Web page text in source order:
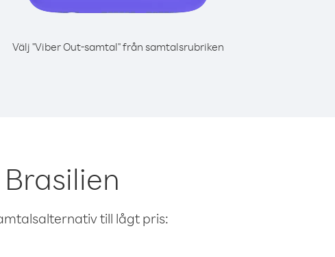
Välj "Viber Out-samtal" från samtalsrubriken
till lågt pris: